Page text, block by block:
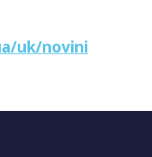
uk/novini